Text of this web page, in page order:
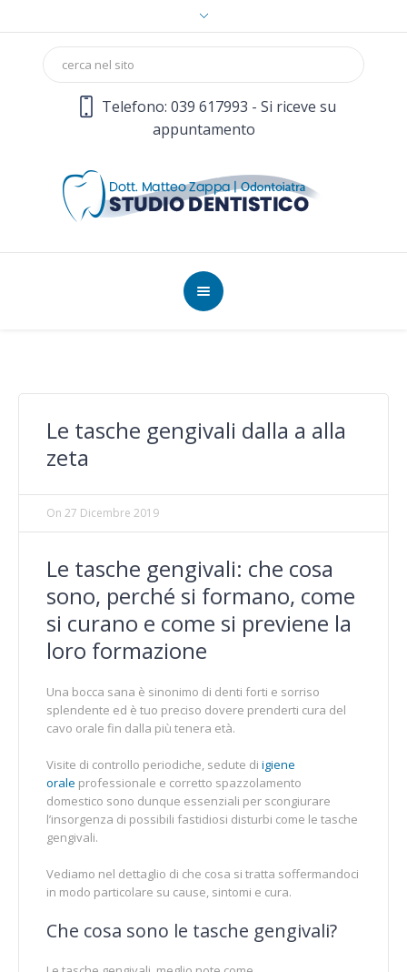
Telefono: 039 617993 - Si riceve su
appuntamento
Le tasche gengivali dalla a alla
zeta
On 27 Dicembre 2019
Le tasche gengivali: che cosa
sono, perché si formano, come
si curano e come si previene la
loro formazione
Una bocca sana è sinonimo di denti forti e sorriso
splendente ed è tuo preciso dovere prenderti cura del
cavo orale fin dalla più tenera età.
Visite di controllo periodiche, sedute di igiene
orale professionale e corretto spazzolamento
domestico sono dunque essenziali per scongiurare
l’insorgenza di possibili fastidiosi disturbi come le tasche
gengivali.
Vediamo nel dettaglio di che cosa si tratta soffermandoci
in modo particolare su cause, sintomi e cura.
Che cosa sono le tasche gengivali?